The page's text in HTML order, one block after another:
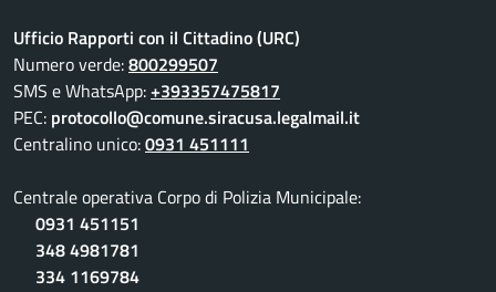
Ufficio Rapporti con il Cittadino (URC)
Numero verde:800299507
SMS e WhatsApp:+393357475817
PEC: protocollo@comune.siracusa.legalmail.it
Centralino unico:0931 451111
Centrale operativa Corpo di Polizia Municipale:
0931 451151
348 4981781
334 1169784